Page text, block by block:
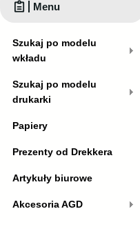
Menu
Szukaj po modelu
wkładu
Szukaj po modelu
drukarki
Papiery
Prezenty od Drekkera
Artykuły biurowe
Akcesoria AGD